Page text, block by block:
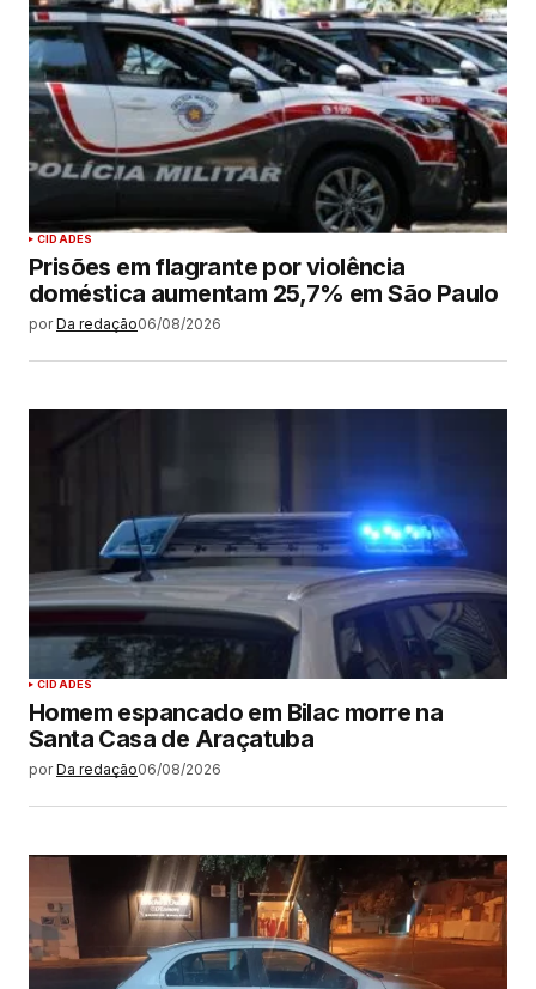
CIDADES
Prisões em flagrante por violência
doméstica aumentam 25,7% em São Paulo
por Da redação06/08/2026
CIDADES
Homem espancado em Bilac morre na
Santa Casa de Araçatuba
por Da redação06/08/2026